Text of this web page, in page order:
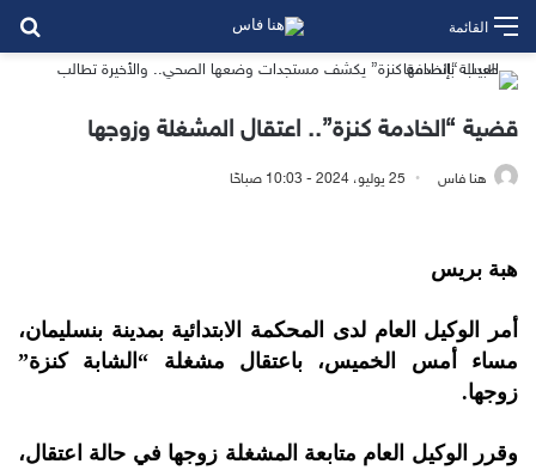
القائمة
قضية “الخادمة كنزة”.. اعتقال المشغلة وزوجها
هنا فاس 25 يوليو، 2024 - 10:03 صباحًا
هبة بريس
أمر الوكيل العام لدى المحكمة الابتدائية بمدينة بنسليمان،
مساء أمس الخميس، باعتقال مشغلة “الشابة كنزة”
زوجها.
وقرر الوكيل العام متابعة المشغلة زوجها في حالة اعتقال،